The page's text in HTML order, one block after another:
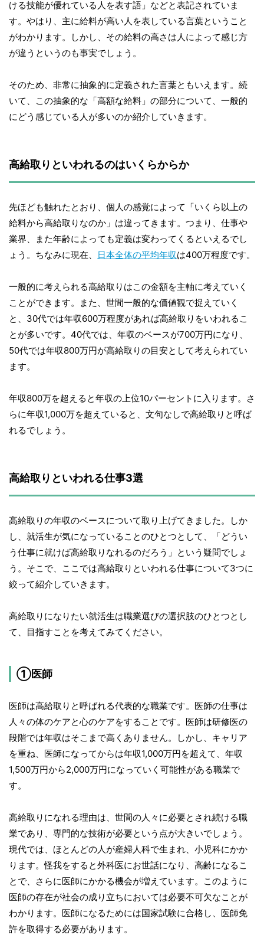
ける技能が優れている人を表す語」などと表記されていま
す。やはり、主に給料が高い人を表している言葉ということ
がわかります。しかし、その給料の高さは人によって感じ方
が違うというのも事実でしょう。
そのため、非常に抽象的に定義された言葉ともいえます。続
いて、この抽象的な「高額な給料」の部分について、一般的
にどう感じている人が多いのか紹介していきます。
高給取りといわれるのはいくらからか
先ほども触れたとおり、個人の感覚によって「いくら以上の
給料から高給取りなのか」は違ってきます。つまり、仕事や
業界、また年齢によっても定義は変わってくるといえるでし
ょう。ちなみに現在、
日本全体の平均年収は400万程度です。
一般的に考えられる高給取りはこの金額を主軸に考えていく
ことができます。また、世間一般的な価値観で捉えていく
と、30代では年収600万程度があれば高給取りをいわれるこ
とが多いです。40代では、年収のベースが700万円になり、
50代では年収800万円が高給取りの目安として考えられてい
ます。
年収800万を超えると年収の上位10パーセントに入ります。さ
らに年収1,000万を超えていると、文句なしで高給取りと呼ば
れるでしょう。
高給取りといわれる仕事3選
高給取りの年収のベースについて取り上げてきました。しか
し、就活生が気になっていることのひとつとして、「どうい
う仕事に就けば高給取りなれるのだろう」という疑問でしょ
う。そこで、ここでは高給取りといわれる仕事について3つに
絞って紹介していきます。
高給取りになりたい就活生は職業選びの選択肢のひとつとし
て、目指すことを考えてみてください。
①医師
医師は高給取りと呼ばれる代表的な職業です。医師の仕事は
人々の体のケアと心のケアをすることです。医師は研修医の
段階では年収はそこまで高くありません。しかし、キャリア
を重ね、医師になってからは年収1,000万円を超えて、年収
1,500万円から2,000万円になっていく可能性がある職業で
す。
高給取りになれる理由は、世間の人々に必要とされ続ける職
業であり、専門的な技術が必要という点が大きいでしょう。
現代では、ほとんどの人が産婦人科で生まれ、小児科にかか
ります。怪我をすると外科医にお世話になり、高齢になるこ
とで、さらに医師にかかる機会が増えています。このように
医師の存在が社会の成り立ちにおいては必要不可欠なことが
わかります。医師になるためには国家試験に合格し、医師免
許を取得する必要があります。